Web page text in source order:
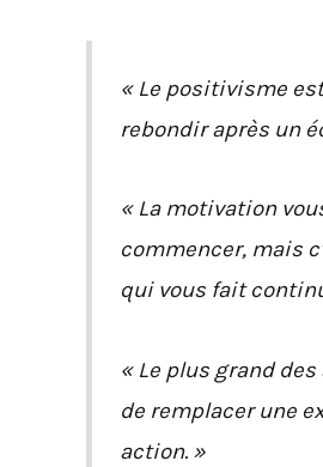
« Le positivisme
rebondir après un
« La motivation
commencer, mais
qui vous fait
« Le plus grand des
de remplacer une
action. »